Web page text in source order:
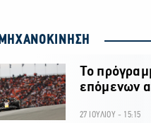
ΜΗΧΑΝΟΚΙΝΗΣΗ
Το
επόμενων
27 ΙΟΥΛΙΟΥ - 15:15